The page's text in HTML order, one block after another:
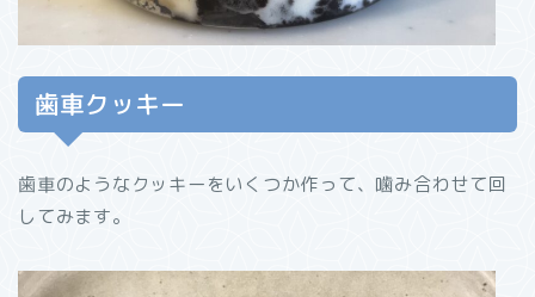
歯車クッキー
歯車のようなクッキーをいくつか作って、噛み合わせて回
してみます。